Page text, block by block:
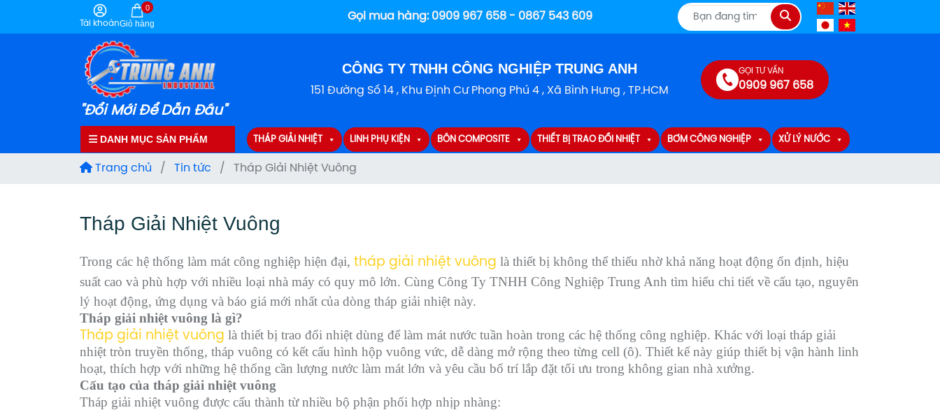
Tài khoảnGiỏ hàng
0
Gọi mua hàng: 0909 967 658 - 0867 543 609
Tìm
kiếm
"Đổi Mới Để Dẫn Đầu"
CÔNG TY TNHH CÔNG NGHIỆP TRUNG ANH
151 Đường Số 14 , Khu Định Cư Phong Phú 4 , Xã Bình Hưng , TP.HCM
GỌI TƯ VẤN
0909 967 658
DANH MỤC SẢN PHẨM THÁP GIẢI NHIỆT LINH PHỤ KIỆN BỒN COMPOSITE THIẾT BỊ TRAO ĐỔI NHIỆT BƠM CÔNG NGHIỆP XỬ LÝ NƯỚC
Trang chủ / Tin tức / Tháp Giải Nhiệt Vuông
Tháp Giải Nhiệt Vuông
Trong các hệ thống làm mát công nghiệp hiện đại, tháp giải nhiệt vuông là thiết bị không thể thiếu nhờ khả năng hoạt động ổn định, hiệu
suất cao và phù hợp với nhiều loại nhà máy có quy mô lớn. Cùng Công Ty TNHH Công Nghiệp Trung Anh tìm hiểu chi tiết về cấu tạo, nguyên
lý hoạt động, ứng dụng và báo giá mới nhất của dòng tháp giải nhiệt này.
Tháp giải nhiệt vuông là gì?
Tháp giải nhiệt vuông là thiết bị trao đổi nhiệt dùng để làm mát nước tuần hoàn trong các hệ thống công nghiệp. Khác với loại tháp giải
nhiệt tròn truyền thống, tháp vuông có kết cấu hình hộp vuông vức, dễ dàng mở rộng theo từng cell (ô). Thiết kế này giúp thiết bị vận hành linh
hoạt, thích hợp với những hệ thống cần lượng nước làm mát lớn và yêu cầu bố trí lắp đặt tối ưu trong không gian nhà xưởng.
Cấu tạo của tháp giải nhiệt vuông
Tháp giải nhiệt vuông được cấu thành từ nhiều bộ phận phối hợp nhịp nhàng: